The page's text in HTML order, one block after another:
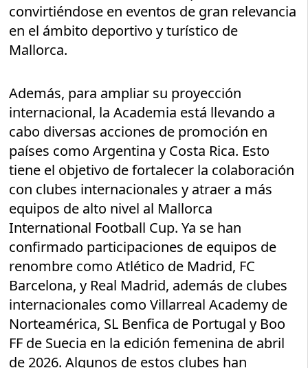
convirtiéndose en eventos de gran relevancia
en el ámbito deportivo y turístico de
Mallorca.
Además, para ampliar su proyección
internacional, la Academia está llevando a
cabo diversas acciones de promoción en
países como Argentina y Costa Rica. Esto
tiene el objetivo de fortalecer la colaboración
con clubes internacionales y atraer a más
equipos de alto nivel al Mallorca
International Football Cup. Ya se han
confirmado participaciones de equipos de
renombre como Atlético de Madrid, FC
Barcelona, y Real Madrid, además de clubes
internacionales como Villarreal Academy de
Norteamérica, SL Benfica de Portugal y Boo
FF de Suecia en la edición femenina de abril
de 2026. Algunos de estos clubes han